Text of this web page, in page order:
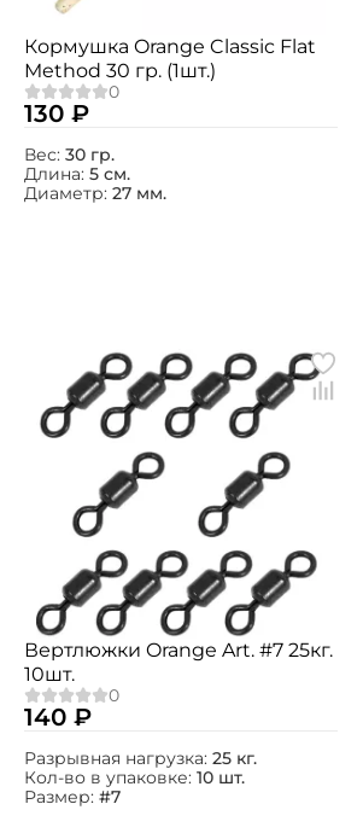
Кормушка Orange Classic Flat
Method 30 гр. (1шт.)
130 ₽
Вес: 30 гр.
Длина: 5 см.
Диаметр: 27 мм.
Вертлюжки Orange Art. #7 25кг.
10шт.
140 ₽
Разрывная нагрузка: 25 кг.
Кол-во в упаковке: 10 шт.
Размер: #7